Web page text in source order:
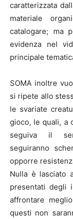
caratterizzata
materiale
catalogare; ma
evidenza nel
principale
SOMA inoltre
si ripete allo
le svariate
gioco, le quali, a
seguiva il
seguiranno
opporre
Nulla è lasciato
presentati degli
affrontare
questi non